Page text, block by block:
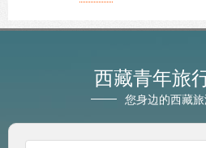
西藏青年旅
您身边的西藏